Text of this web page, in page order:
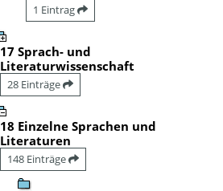
1 Eintrag
17 Sprach- und
Literaturwissenschaft
28 Einträge
18 Einzelne Sprachen und
Literaturen
148 Einträge